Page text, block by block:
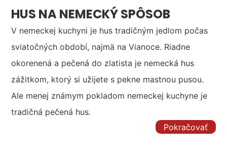
HUS NA NEMECKÝ SPÔSOB
V nemeckej kuchyni je hus tradičným jedlom počas
sviatočných období, najmä na Vianoce. Riadne
okorenená a pečená do zlatista je nemecká hus
zážitkom, ktorý si užijete s pekne mastnou pusou.
Ale menej známym pokladom nemeckej kuchyne je
tradičná pečená hus.
Pokračovať